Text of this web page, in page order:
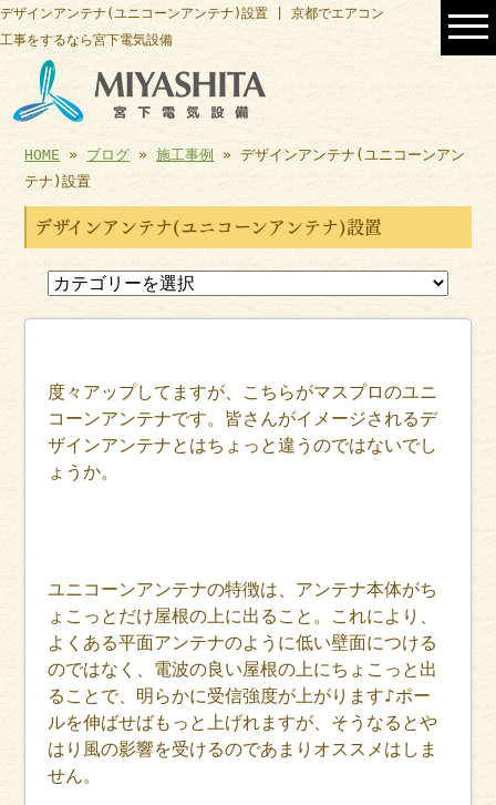
デザインアンテナ(ユニコーンアンテナ)設置 | 京都でエアコン
工事をするなら宮下電気設備
HOME » ブログ »施工事例
» デザインアンテナ(ユニコーンアン
テナ)設置
デザインアンテナ(ユニコーンアンテナ)設置
度々アップしてますが、こちらがマスプロのユニ
コーンアンテナです。皆さんがイメージされるデ
ザインアンテナとはちょっと違うのではないでし
ょうか。
ユニコーンアンテナの特徴は、アンテナ本体がち
ょこっとだけ屋根の上に出ること。これにより、
よくある平面アンテナのように低い壁面につける
のではなく、電波の良い屋根の上にちょこっと出
ることで、明らかに受信強度が上がります♪ポー
ルを伸ばせばもっと上げれますが、そうなるとや
はり風の影響を受けるのであまりオススメはしま
せん。